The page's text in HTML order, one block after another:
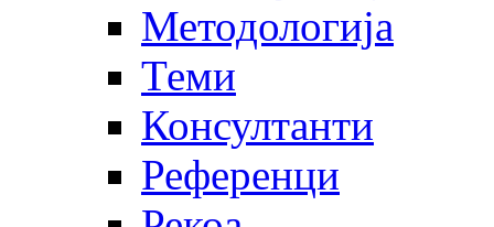
Методологија
Теми
Консултанти
Референци